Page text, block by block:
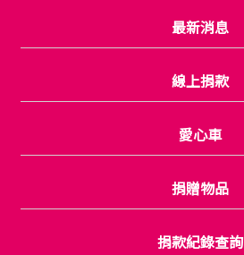
最新消息
線上捐款
愛心車
捐贈物品
捐款紀錄查詢